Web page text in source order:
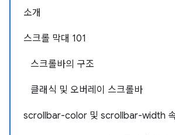
소개
스크롤 막대 101
스크롤바의 구조
클래식 및 오버레이 스크롤바
scrollbar-color 및 scrollbar-width